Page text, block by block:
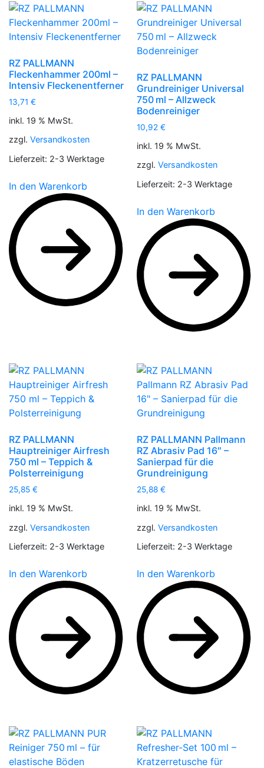
RZ PALLMANN
Fleckenhammer 200ml –
Intensiv Fleckenentferner
13,71 €
inkl. 19 % MwSt.
zzgl. Versandkosten
Lieferzeit: 2-3 Werktage
In den Warenkorb
RZ PALLMANN
Grundreiniger Universal
750 ml – Allzweck
Bodenreiniger
10,92€
inkl. 19 % MwSt.
zzgl.Versandkosten
Lieferzeit: 2-3 Werktage
In den Warenkorb
RZ PALLMANN
Hauptreiniger Airfresh
750 ml – Teppich &
Polsterreinigung
25,85 €
inkl. 19 % MwSt.
zzgl. Versandkosten
Lieferzeit: 2-3 Werktage
In den Warenkorb
RZ PALLMANN Pallmann
RZ Abrasiv Pad 16″ –
Sanierpad für die
Grundreinigung
25,88€
inkl. 19 % MwSt.
zzgl.Versandkosten
Lieferzeit: 2-3 Werktage
In den Warenkorb